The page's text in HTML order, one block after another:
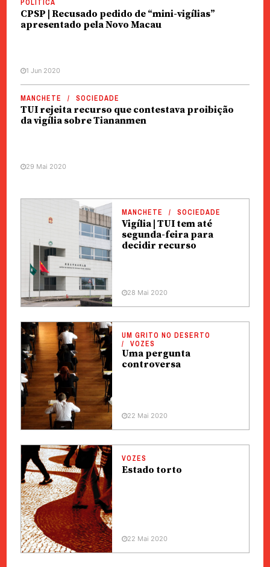
POLÍTICA
CPSP | Recusado pedido de “mini-vigílias”
apresentado pela Novo Macau
1 Jun 2020
MANCHETE SOCIEDADE
TUI rejeita recurso que contestava proibição
da vigília sobre Tiananmen
29 Mai 2020
MANCHETE SOCIEDADE
Vigília | TUI tem até
segunda-feira para
decidir recurso
28 Mai 2020
UM GRITO NO DESERTO
VOZES
Uma pergunta
controversa
22 Mai 2020
VOZES
Estado torto
22 Mai 2020